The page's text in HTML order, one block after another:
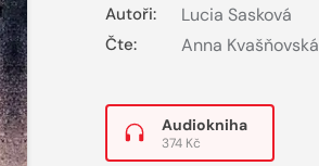
Autoři: Lucia Sasková
Čte: Anna Kvašňovská
Audiokniha
374 Kč